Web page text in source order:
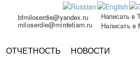
bfmiloserdie@yandex.ru
miloserdie@mirdetiam.ru
Написать в
Написать в
ОТЧЕТНОСТЬ НОВОСТИ